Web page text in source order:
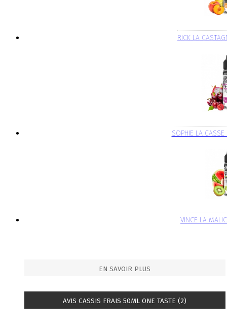
RICK LA
SOPHIE LA
VINCE LA
EN SAVOIR PLUS
AVIS CASSIS FRAIS 50ML ONE TASTE (2)